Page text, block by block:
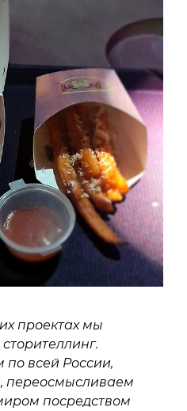
проектах мы
по всей России,
переосмысливаем
посредством